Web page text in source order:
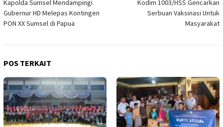
pos
Kapolda Sumsel Mendampingi
Gubernur HD Melepas Kontingen
PON XX Sumsel di Papua
Kodim 1003/HSS Gencarkan
Serbuan Vaksinasi Untuk
Masyarakat
POS TERKAIT